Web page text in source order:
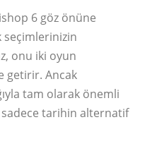
6 göz önüne
seçimlerinizin
onu iki oyun
getirir. Ancak
tam olarak önemli
sadece tarihin alternatif